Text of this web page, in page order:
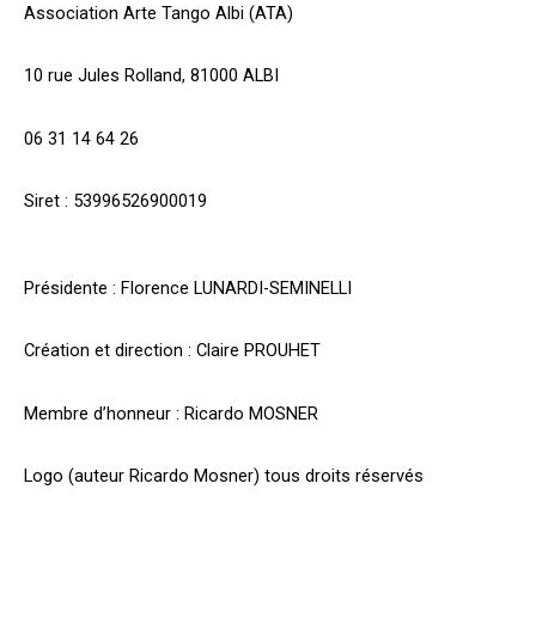
Association Arte Tango Albi (ATA)
10 rue Jules Rolland, 81000 ALBI
06 31 14 64 26
Siret : 53996526900019
Présidente : Florence LUNARDI-SEMINELLI
Création et direction : Claire PROUHET
Membre d’honneur : Ricardo MOSNER
Logo (auteur Ricardo Mosner) tous droits réservés